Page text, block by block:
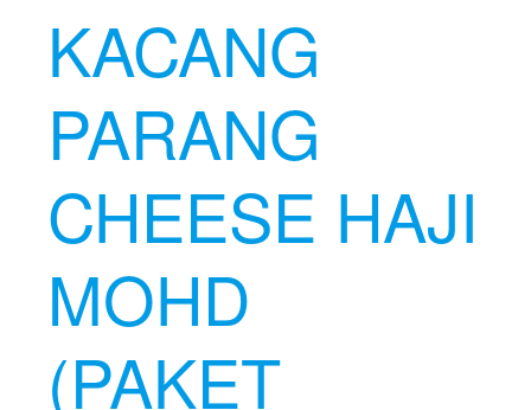
KACANG
PARANG
CHEESE HAJI
MOHD
(PAKET